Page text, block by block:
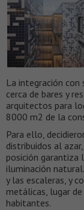
La integración con
cerca de bares y
arquitectos para
8000 m2 de la
Para ello,
distribuidos al
posición
iluminación
y las escaleras, y
metálicas, lugar
habitantes.